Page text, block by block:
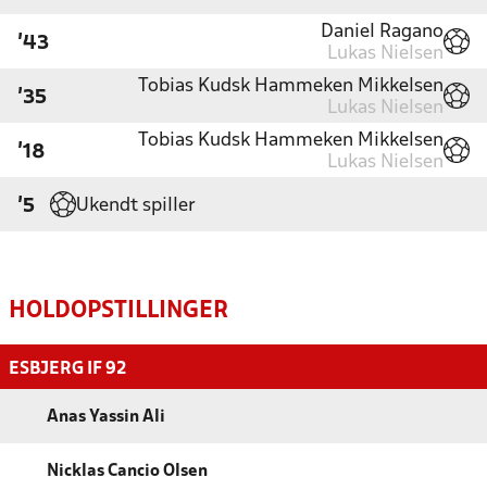
'43
Daniel Ragano
Lukas Nielsen
'35
Tobias Kudsk Hammeken Mikkelsen
Lukas Nielsen
'18
Tobias Kudsk Hammeken Mikkelsen
Lukas Nielsen
'5 Ukendt spiller
HOLDOPSTILLINGER
ESBJERG IF 92
Anas Yassin Ali
Nicklas Cancio Olsen